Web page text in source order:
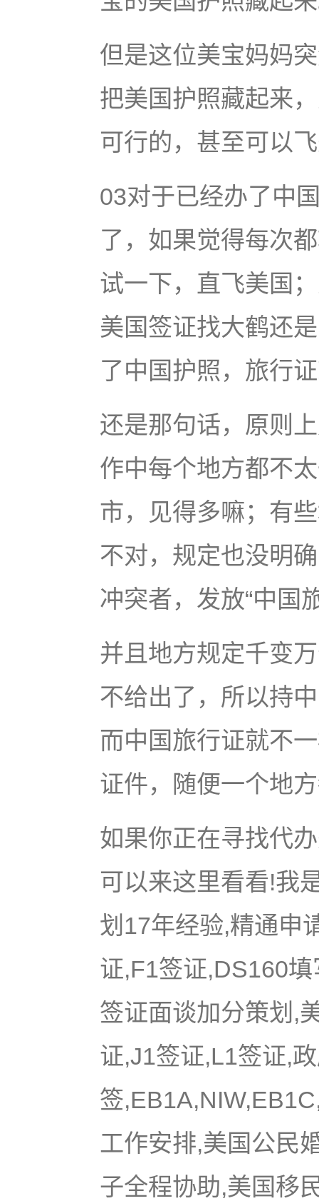
但是这位美宝妈妈
把美国护照藏起来
可行的，甚至可以
03对于已经办了中
了，如果觉得每次
试一下，直飞美国
美国签证找大鹤还
了中国护照，旅行
还是那句话，原则
作中每个地方都不
市，见得多嘛；有
不对，规定也没明
冲突者，发放“中国
并且地方规定千变
不给出了，所以持
而中国旅行证就不
证件，随便一个地
如果你正在寻找代
可以来这里看看!我
划17年经验,精通申
证,F1签证,DS160
签证面谈加分策划,
证,J1签证,L1签证,
签
工作安排,美国公民
子全程协助,美国移